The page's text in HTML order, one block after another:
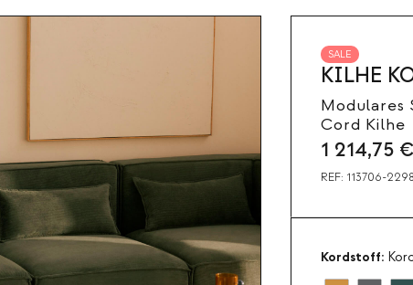
SALE
KILHE
Modulares
Cord Kilhe
1 214,75 €
REF: 113706-
Kordstoff: